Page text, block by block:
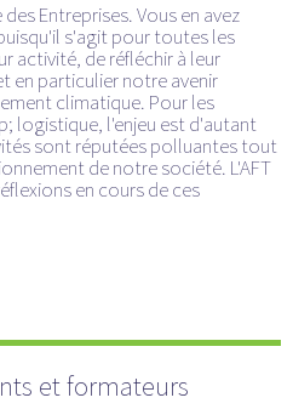
Entreprises. Vous en avez
s'agit pour toutes les
activité, de réfléchir à leur
en particulier notre avenir
climatique. Pour les
logistique, l'enjeu est d'autant
sont réputées polluantes tout
de notre société. L'AFT
en cours de ces
et formateurs